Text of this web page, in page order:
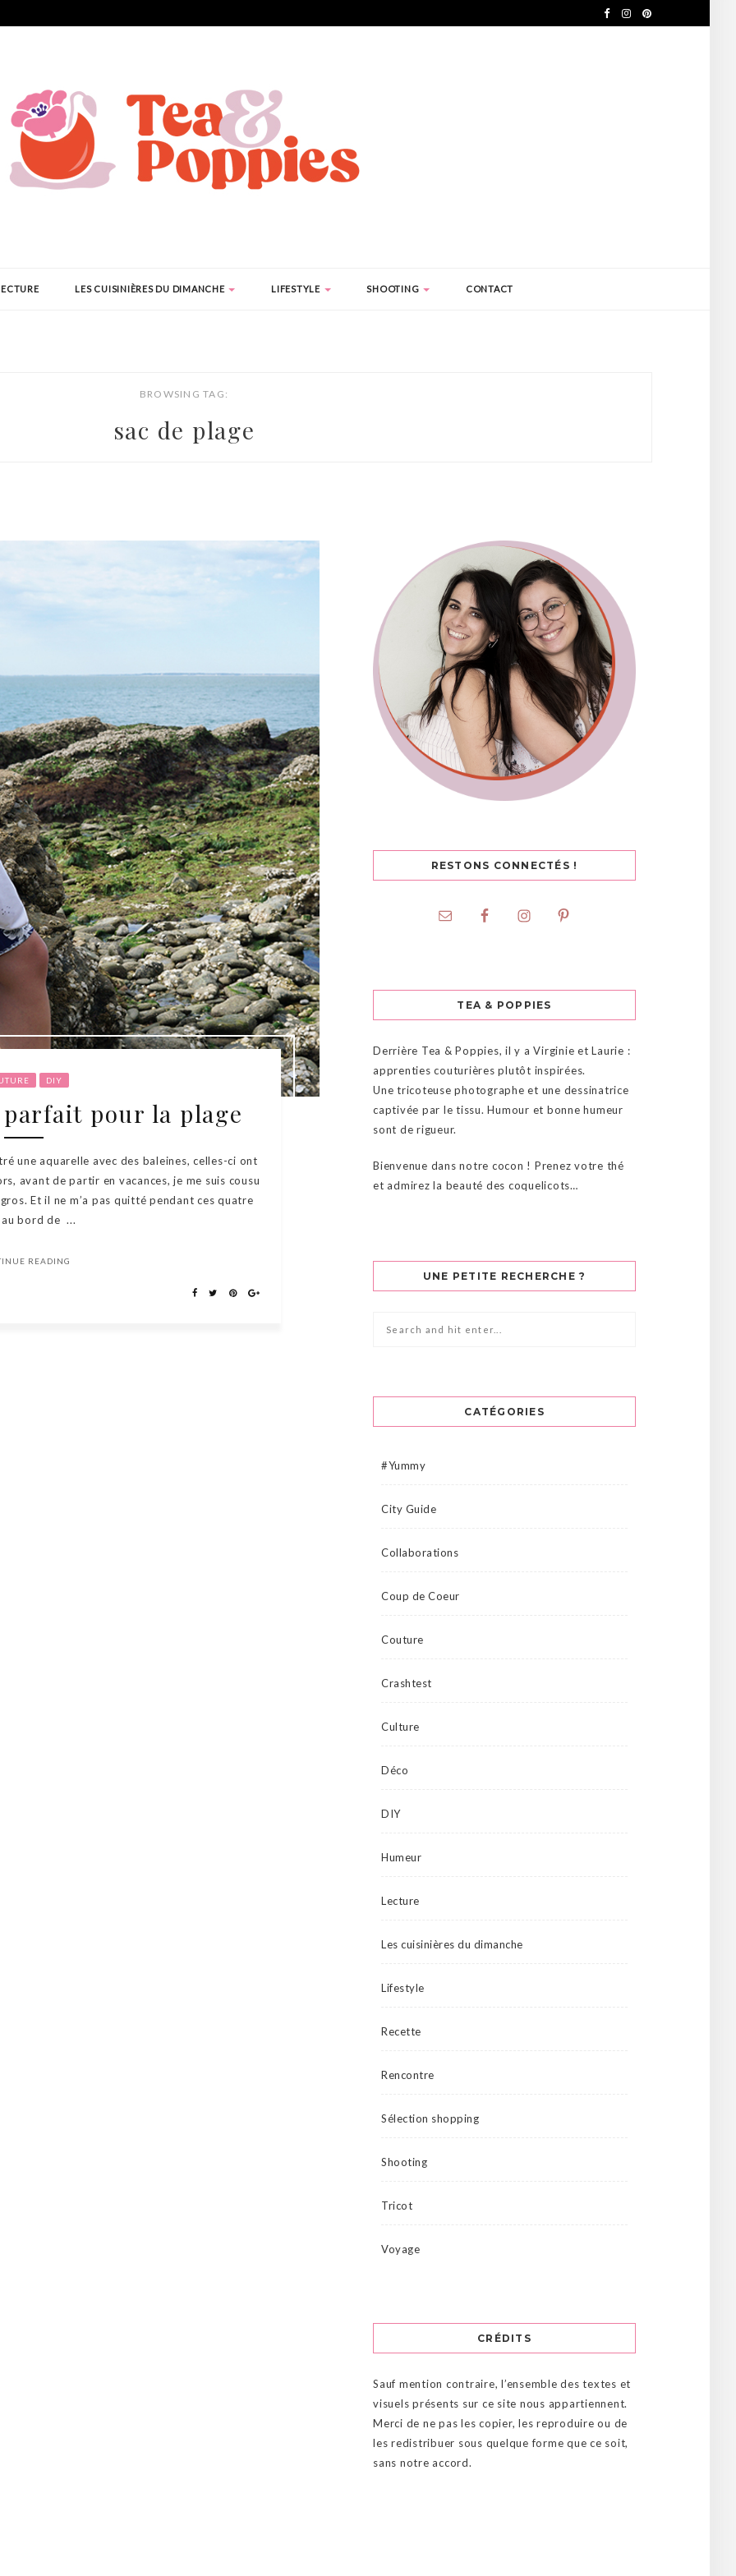
LES CUISINIÈRES DU DIMANCHE LIFESTYLE SHOOTING CONTACT
BROWSING TAG:
sac de plage
DIY
pour la plage
une aquarelle avec des baleines, celles-ci ont
avant de partir en vacances, je me suis cousu
Et il ne m’a pas quitté pendant ces quatre
bord de ...
READING
RESTONS CONNECTÉS !
TEA & POPPIES
Derrière Tea & Poppies, il y a Virginie et Laurie :
apprenties couturières plutôt inspirées.
Une tricoteuse photographe et une dessinatrice
captivée par le tissu. Humour et bonne humeur
sont de rigueur.
Bienvenue dans notre cocon ! Prenez votre thé
et admirez la beauté des coquelicots…
UNE PETITE RECHERCHE ?
CATÉGORIES
#Yummy
City Guide
Collaborations
Coup de Coeur
Couture
Crashtest
Culture
Déco
DIY
Humeur
Lecture
Les cuisinières du dimanche
Lifestyle
Recette
Rencontre
Sélection shopping
Shooting
Tricot
Voyage
CRÉDITS
Sauf mention contraire, l’ensemble des textes et
visuels présents sur ce site nous appartiennent.
Merci de ne pas les copier, les reproduire ou de
les redistribuer sous quelque forme que ce soit,
sans notre accord.